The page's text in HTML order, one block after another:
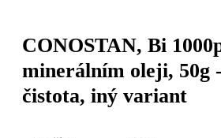
CONOSTAN, Bi
minerálním oleji, 50g
čistota, iný variant